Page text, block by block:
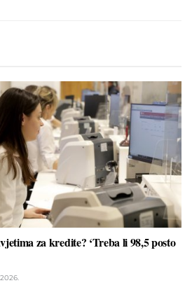
za kredite? ‘Treba li 98,5 posto